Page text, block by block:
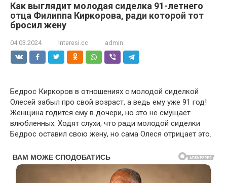
Как выглядит молодая сиделка 91-летнего
отца Филиппа Киркорова, ради которой тот
бросил жену
04.03.2024 Interesi.cc admin
Бедрос Киркоров в отношениях с молодой сиделкой
Олесей забыл про свой возраст, а ведь ему уже 91 год!
Женщина годится ему в дочери, но это не смущает
влюбленных. Ходят слухи, что ради молодой сиделки
Бедрос оставил свою жену, но сама Олеся отрицает это.